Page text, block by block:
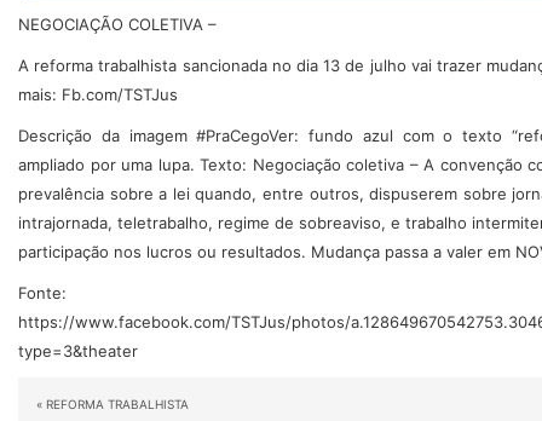
NEGOCIAÇÃO COLETIVA –
A reforma trabalhista sancionada no dia 13 de julho vai trazer
mais: Fb.com/TSTJus
Descrição da imagem #PraCegoVer: fundo azul com o texto
ampliado por uma lupa. Texto: Negociação coletiva – A convenção
prevalência sobre a lei quando, entre outros, dispuserem sobre
intrajornada, teletrabalho, regime de sobreaviso, e trabalho
participação nos lucros ou resultados. Mudança passa a valer em
Fonte:
https://www.facebook.com/TSTJus/photos/
type=3&theater
« REFORMA TRABALHISTA